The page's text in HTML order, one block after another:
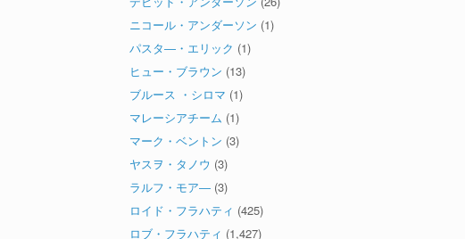
ニコール・アンダーソン (1)
パスタ―・エリック (1)
ヒュー・ブラウン (13)
ブルース ・シロマ (1)
マレーシアチーム (1)
マーク・ベントン (3)
ヤスヲ・タノウ (3)
ラルフ・モア― (3)
ロイド・フラハティ (425)
ロブ・フラハティ (1,427)